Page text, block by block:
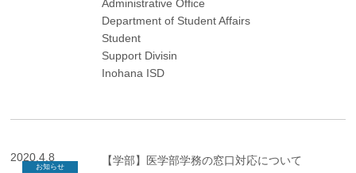
Administrative Office
Department of Student Affairs
Student
Support Divisin
Inohana ISD
2020.4.8
お知らせ
【学部】医学部学務の窓口対応について